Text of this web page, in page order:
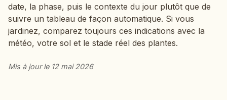
date, la phase, puis le contexte du jour plutôt que de
suivre un tableau de façon automatique. Si vous
jardinez, comparez toujours ces indications avec la
météo, votre sol et le stade réel des plantes.
Mis à jour le 12 mai 2026